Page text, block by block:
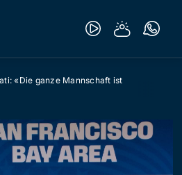
«Die ganze Mannschaft ist